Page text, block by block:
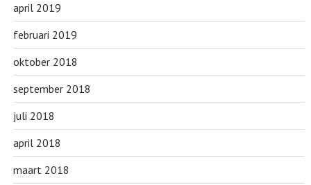
april 2019
februari 2019
oktober 2018
september 2018
juli 2018
april 2018
maart 2018